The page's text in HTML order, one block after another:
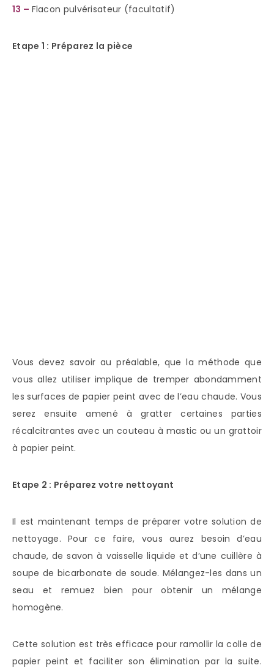
13 – Flacon pulvérisateur (facultatif)
Etape 1 : Préparez la pièce
Vous devez savoir au préalable, que la méthode que
vous allez utiliser implique de tremper abondamment
les surfaces de papier peint avec de l’eau chaude. Vous
serez ensuite amené à gratter certaines parties
récalcitrantes avec un couteau à mastic ou un grattoir
à papier peint.
Etape 2 : Préparez votre nettoyant
Il est maintenant temps de préparer votre solution de
nettoyage. Pour ce faire, vous aurez besoin d’eau
chaude, de savon à vaisselle liquide et d’une cuillère à
soupe de bicarbonate de soude. Mélangez-les dans un
seau et remuez bien pour obtenir un mélange
homogène.
Cette solution est très efficace pour ramollir la colle de
papier peint et faciliter son élimination par la suite.